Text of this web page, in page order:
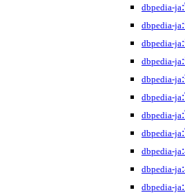
dbpedia-ja
dbpedia-ja
dbpedia-ja
dbpedia-ja
dbpedia-ja
dbpedia-ja
dbpedia-ja
dbpedia-ja
dbpedia-ja
dbpedia-ja
dbpedia-ja